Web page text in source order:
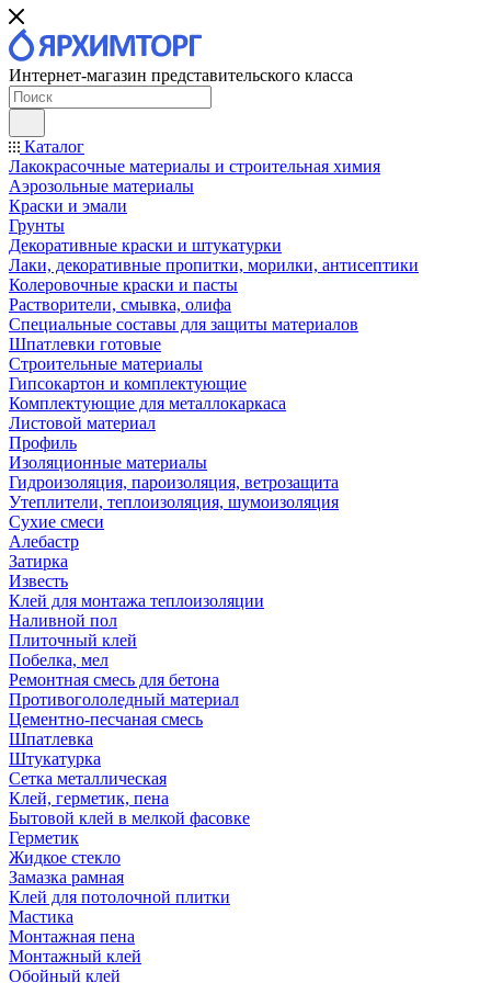
Интернет-магазин представительского класса
Каталог
Лакокрасочные материалы и строительная химия
Аэрозольные материалы
Краски и эмали
Грунты
Декоративные краски и штукатурки
Лаки, декоративные пропитки, морилки, антисептики
Колеровочные краски и пасты
Растворители, смывка, олифа
Специальные составы для защиты материалов
Шпатлевки готовые
Строительные материалы
Гипсокартон и комплектующие
Комплектующие для металлокаркаса
Листовой материал
Профиль
Изоляционные материалы
Гидроизоляция, пароизоляция, ветрозащита
Утеплители, теплоизоляция, шумоизоляция
Сухие смеси
Алебастр
Затирка
Известь
Клей для монтажа теплоизоляции
Наливной пол
Плиточный клей
Побелка, мел
Ремонтная смесь для бетона
Противогололедный материал
Цементно-песчаная смесь
Шпатлевка
Штукатурка
Сетка металлическая
Клей, герметик, пена
Бытовой клей в мелкой фасовке
Герметик
Жидкое стекло
Замазка рамная
Клей для потолочной плитки
Мастика
Монтажная пена
Монтажный клей
Обойный клей